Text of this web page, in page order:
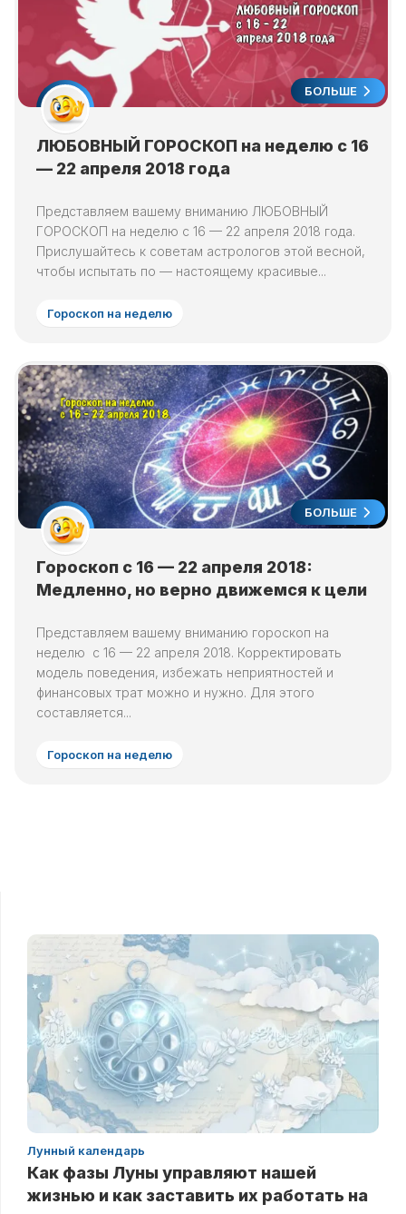
БОЛЬШЕ
ЛЮБОВНЫЙ ГОРОСКОП на неделю с 16
— 22 апреля 2018 года
Представляем вашему вниманию ЛЮБОВНЫЙ
ГОРОСКОП на неделю с 16 — 22 апреля 2018 года.
Прислушайтесь к советам астрологов этой весной,
чтобы испытать по — настоящему красивые...
Гороскоп на неделю
БОЛЬШЕ
Гороскоп с 16 — 22 апреля 2018:
Медленно, но верно движемся к цели
Представляем вашему вниманию гороскоп на
неделю с 16 — 22 апреля 2018. Корректировать
модель поведения, избежать неприятностей и
финансовых трат можно и нужно. Для этого
составляется...
Гороскоп на неделю
Лунный календарь
Как фазы Луны управляют нашей
жизнью и как заставить их работать на